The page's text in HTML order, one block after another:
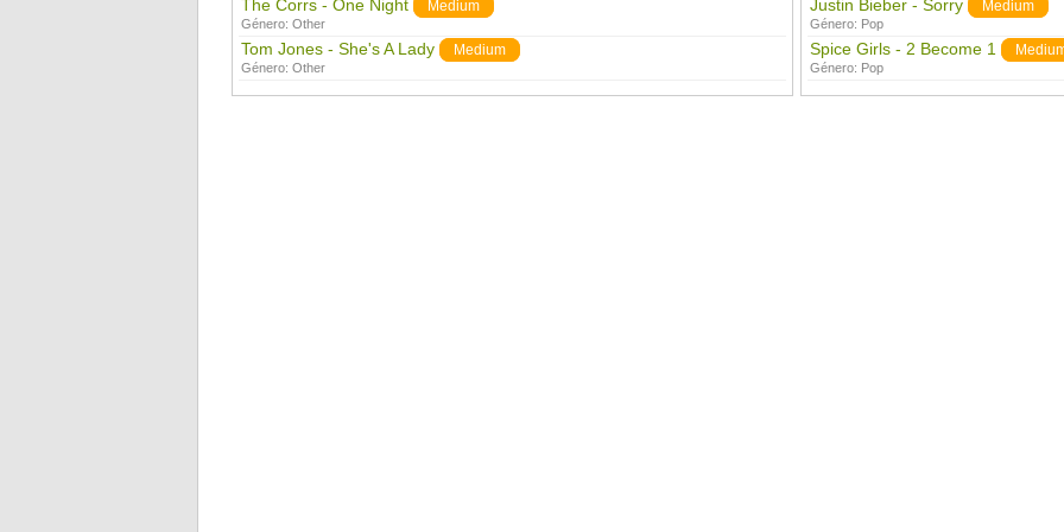
The Corrs - One Night Medium
Género: Other
Tom Jones - She's A Lady Medium
Género: Other
Justin Bieber - Sorry Medium
Género: Pop
Spice Girls - 2 Become 1
Género: Pop